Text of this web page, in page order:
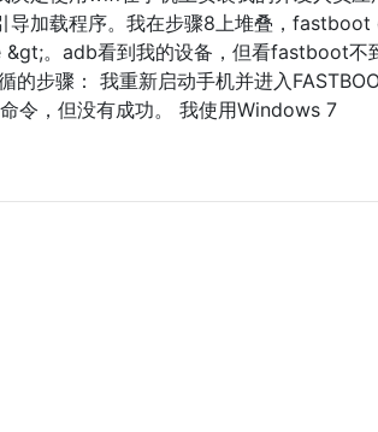
导加载程序。我在步骤8上堆叠，fastboot
。adb看到我的设备，但看fastboot不
步骤： 我重新启动手机并进入
令，但没有成功。 我使用Windows 7